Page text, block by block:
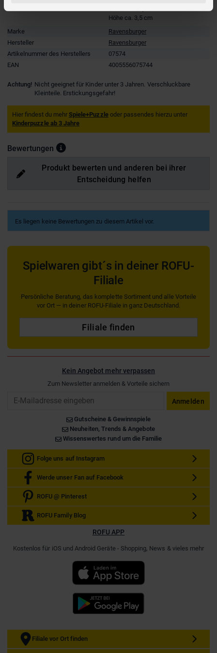
Höhe ca. 3,5 cm
Marke
Ravensburger
Hersteller
Ravensburger
Artikelnummer des Herstellers
07574
EAN
4005556075744
Achtung! Nicht geeignet für Kinder unter 3 Jahren. Verschluckbare
Kleinteile. Erstickungsgefahr!
Hier findest du mehr Spiele+Puzzleoder passendes hierzu unter
Kinderpuzzle ab 3 Jahre
Bewertungen
Produkt bewerten und anderen bei ihrer
Entscheidung helfen
Es liegen keine Bewertungen zu diesem Artikel vor.
Spielwaren gibt´s in deiner ROFU-
Filiale
Persönliche Beratung, das komplette Sortiment und alle Vorteile
vor Ort — in deiner ROFU-Filiale in ganz Deutschland.
Filiale finden
Kein Angebot mehr verpassen
Zum Newsletter anmelden & Vorteile sichern
Anmelden
Gutscheine & Gewinnspiele
Neuheiten, Trends & Angebote
Wissenswertes rund um die Familie
Folge uns auf Instagram
Werde unser Fan auf Facebook
ROFU @ Pinterest
ROFU Family Blog
ROFU APP
Kostenlos für iOS und Android Geräte - Shopping, News & vieles mehr
Filiale vor Ort finden